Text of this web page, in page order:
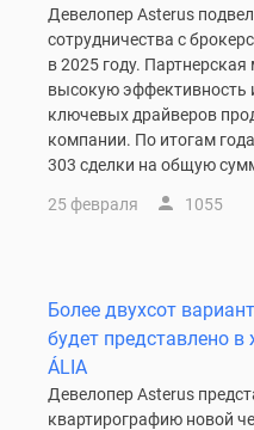
Девелопер Asterus
сотрудничества с
в 2025 году.
высокую эффективность
ключевых драйверов
компании. По итогам
303 сделки на общую
25 февраля 1055
Более двухсот
будет представлено
ÁLIA
Девелопер Asterus
квартирографию новой